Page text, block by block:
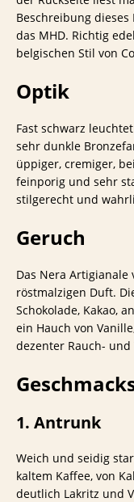
Beschreibung
das MHD. Richtig
belgischen Stil von
Optik
Fast schwarz
sehr dunkle
üppiger, cremiger,
feinporig und sehr
stilgerecht und
Geruch
Das Nera
röstmalzigen Duft.
Schokolade, Kakao,
ein Hauch von
dezenter Rauch- und
1. Antrunk
Weich und seidig
kaltem Kaffee, von
deutlich Lakritz und